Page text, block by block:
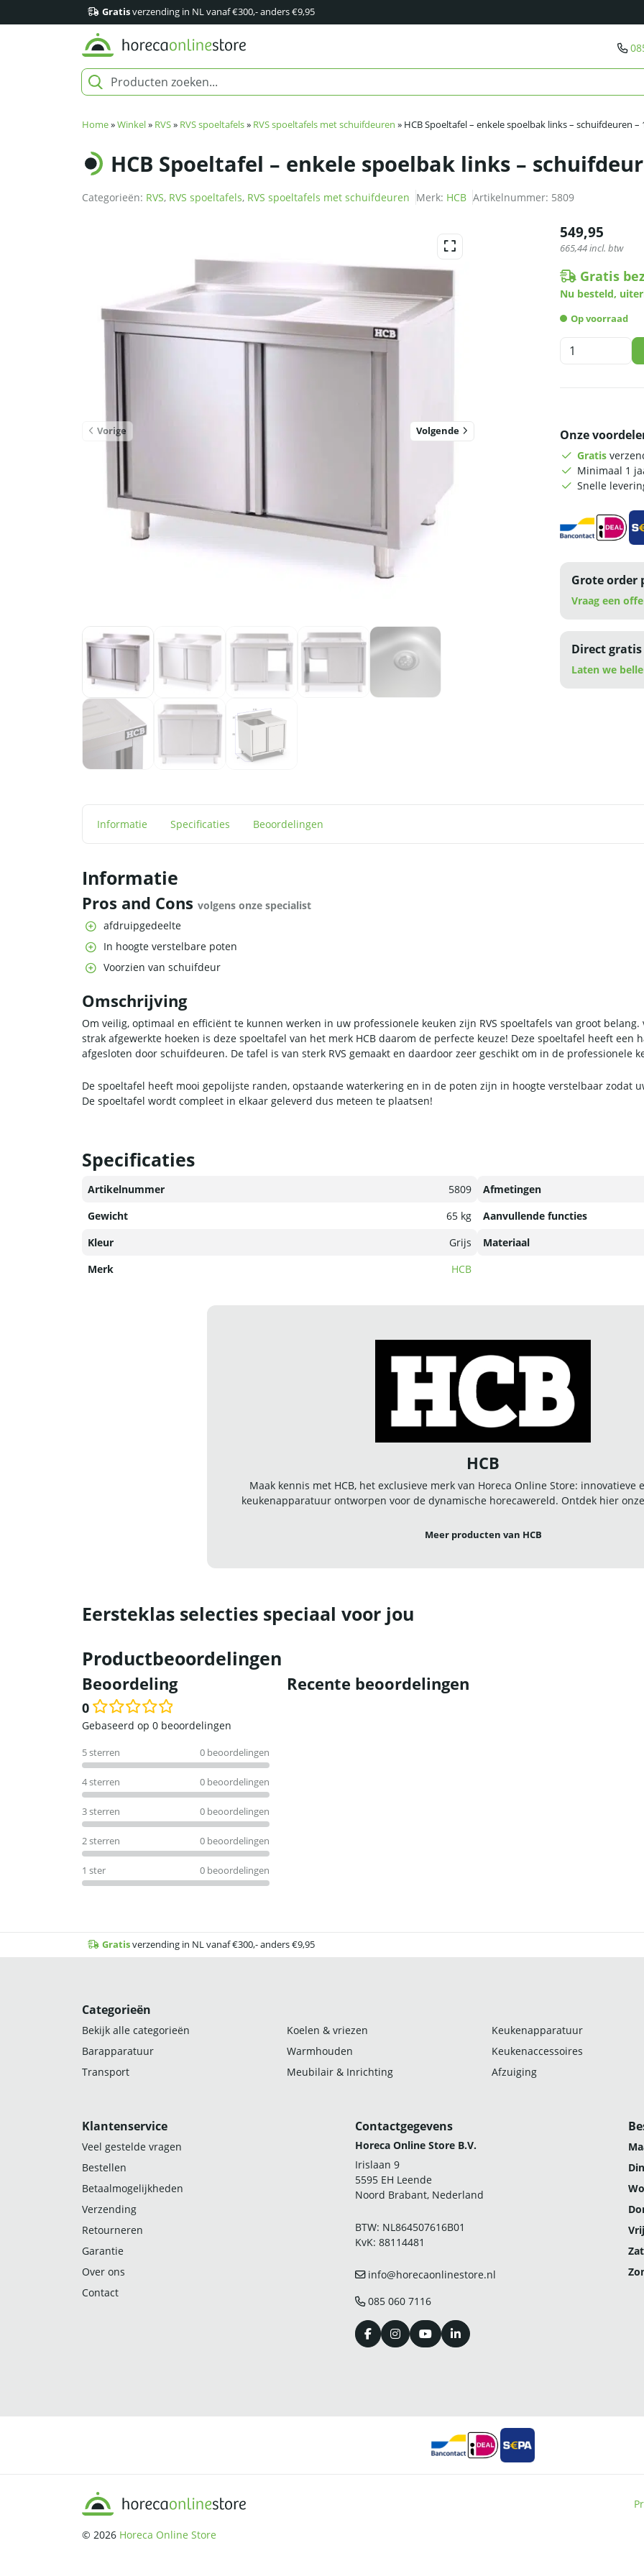
Gratisverzending in NL vanaf €300,- anders €9,95
Home»Winkel» RVS» RVS spoeltafels» RVS spoeltafels met schuifdeuren » HCB Spoeltafel – enkele spoelbak links – schuifdeuren –
HCB Spoeltafel – enkele spoelbak links –
Categorieën: RVS, RVS spoeltafels, RVS spoeltafels met schuifdeuren Merk: HCB Artikelnummer: 5809
Vorige Volgende
549,95
665,44incl. btw
Gratis
Nu besteld,
Op voorraad
HCB
Spoeltafel
-
schuifdeuren
100
RVS
aantal
Onze
Gratis
Minimaal 1
Snelle
Grote order
Vraag een
Direct
Laten we
Informatie Specificaties Beoordelingen
Informatie
Pros and Cons volgens onze specialist
afdruipgedeelte
In hoogte verstelbare poten
Voorzien van schuifdeur
Omschrijving
Om veilig, optimaal en efficiënt te kunnen werken in uw professionele keuken zijn RVS spoeltafels van groot belang.
strak afgewerkte hoeken is deze spoeltafel van het merk HCB daarom de perfecte keuze! Deze spoeltafel heeft
afgesloten door schuifdeuren. De tafel is van sterk RVS gemaakt en daardoor zeer geschikt om in de professionele
De spoeltafel heeft mooi gepolijste randen, opstaande waterkering en in de poten zijn in hoogte verstelbaar zodat
De spoeltafel wordt compleet in elkaar geleverd dus meteen te plaatsen!
Specificaties
Artikelnummer 5809 Afmetingen
Gewicht
65 kg Aanvullende functies
Kleur
Grijs Materiaal
Merk
HCB
HCB
Maak kennis met HCB, het exclusieve merk van Horeca Online Store: innovatieve
keukenapparatuur ontworpen voor de dynamische horecawereld. Ontdek hier
Meer producten van HCB
Eersteklas selecties speciaal voor jou
Productbeoordelingen
Beoordeling
0
Waardering
uit
5
Gebaseerd op 0 beoordelingen
5 sterren 0 beoordelingen
4 sterren 0 beoordelingen
3 sterren 0 beoordelingen
2 sterren 0 beoordelingen
1 ster 0 beoordelingen
Recente beoordelingen
Gratisverzending in NL vanaf €300,- anders €9,95
Categorieën
Bekijk alle categorieën Koelen & vriezen Keukenapparatuur
Barapparatuur
Warmhouden Keukenaccessoires
Transport
Meubilair & Inrichting Afzuiging
Klantenservice
Veel gestelde vragen
Bestellen
Betaalmogelijkheden
Verzending
Retourneren
Garantie
Over ons
Contact
Contactgegevens
Horeca Online Store B.V.
Irislaan 9
5595 EH Leende
Noord Brabant, Nederland
BTW: NL864507616B01
KvK: 88114481
info@horecaonlinestore.nl
085 060 7116
© 2026 Horeca Online Store